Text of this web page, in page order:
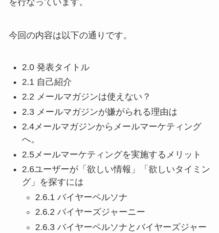
今回の内容は以下の通りです。
2.0 発表タイトル
2.1 自己紹介
2.2 メールマガジンは使えない？
2.3 メールマガジンが嫌がられる理由は
2.4メールマガジンからメールマーケティング
へ。
2.5メールマーケティングを実施するメリット
2.6ユーザーが「欲しい情報」「欲しいタイミン
グ」を探すには
2.6.1 バイヤーペルソナ
2.6.2 バイヤーズジャーニー
2.6.3 バイヤーペルソナとバイヤーズジャー